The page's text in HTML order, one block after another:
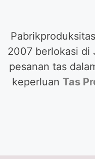
2007 berlokasi di
pesanan tas
keperluan Tas